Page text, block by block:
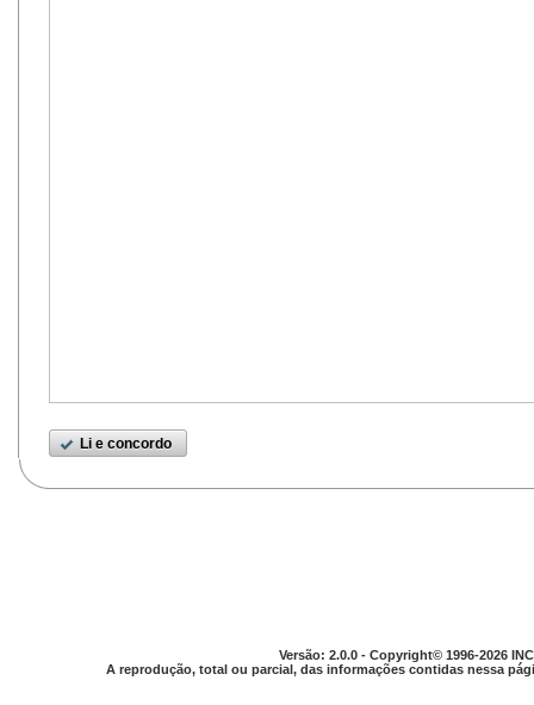
Li e concordo
Versão: 2.0.0 - Copyright© 1996-2026
A reprodução, total ou parcial, das informações contidas nessa